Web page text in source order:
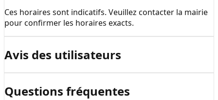
Ces horaires sont indicatifs. Veuillez contacter la mairie
pour confirmer les horaires exacts.
Avis des utilisateurs
Questions fréquentes